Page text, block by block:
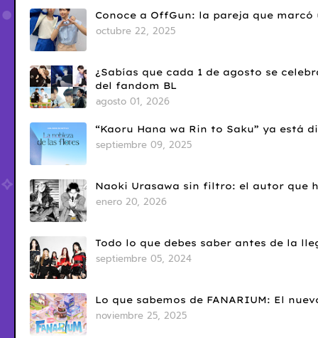
Conoce a OffGun: la pareja que
octubre 22, 2025
¿Sabías que cada 1 de agosto se
del fandom BL
agosto 01, 2026
“Kaoru Hana wa Rin to Saku” ya está
septiembre 09, 2025
Naoki Urasawa sin filtro: el autor que
enero 20, 2026
Todo lo que debes saber antes de la
septiembre 05, 2024
Lo que sabemos de FANARIUM: El
noviembre 25, 2025